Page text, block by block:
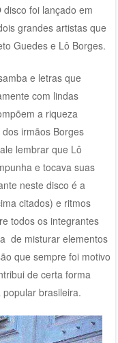
foi lançado em
grandes artistas que
Guedes e Lô Borges.
e letras que
com lindas
a riqueza
irmãos Borges
lembrar que Lô
e tocava suas
neste disco é a
citados) e ritmos
todos os integrantes
de misturar elementos
que sempre foi motivo
de certa forma
brasileira.